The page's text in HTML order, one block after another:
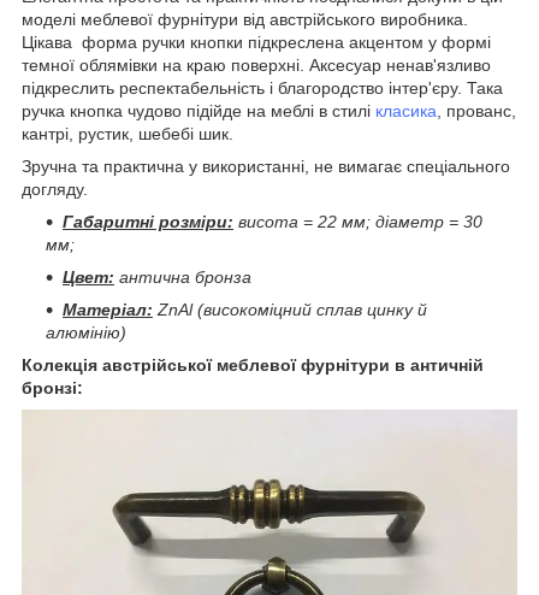
моделі меблевої фурнітури від австрійського виробника.
Цікава форма ручки кнопки підкреслена акцентом у формі
темної облямівки на краю поверхні. Аксесуар ненав'язливо
підкреслить респектабельність і благородство інтер'єру. Така
ручка кнопка чудово підійде на меблі в стилі класика, прованс,
кантрі, рустик, шебебі шик.
Зручна та практична у використанні, не вимагає спеціального
догляду.
Габаритні розміри: висота = 22 мм; діаметр = 30
мм;
Цвет: антична бронза
Матеріал: ZnAl (високоміцний сплав цинку й
алюмінію)
Колекція австрійської меблевої фурнітури в античній
бронзі: